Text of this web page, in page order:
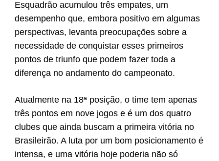
Esquadrão acumulou três empates, um
desempenho que, embora positivo em algumas
perspectivas, levanta preocupações sobre a
necessidade de conquistar esses primeiros
pontos de triunfo que podem fazer toda a
diferença no andamento do campeonato.
Atualmente na 18ª posição, o time tem apenas
três pontos em nove jogos e é um dos quatro
clubes que ainda buscam a primeira vitória no
Brasileirão. A luta por um bom posicionamento é
intensa, e uma vitória hoje poderia não só